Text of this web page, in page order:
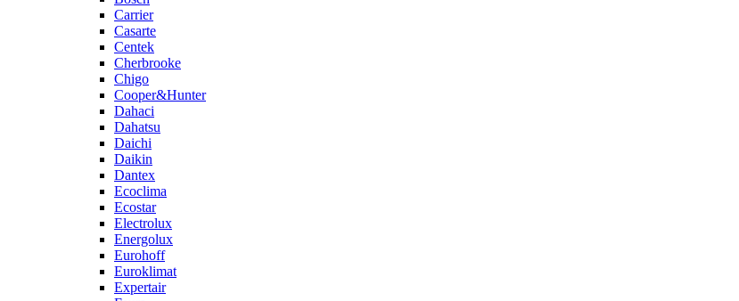
Carrier
Casarte
Centek
Cherbrooke
Chigo
Cooper&Hunter
Dahaci
Dahatsu
Daichi
Daikin
Dantex
Ecoclima
Ecostar
Electrolux
Energolux
Eurohoff
Euroklimat
Expertair